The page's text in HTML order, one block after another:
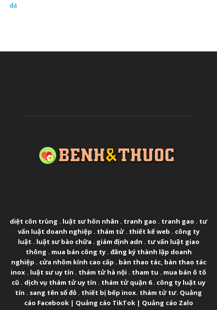
đá
diệt côn trùng . luật sư hôn nhân . tranh gao . tranh gao . tư
vấn luật doanh nghiệp . thám tử. thiết kế web . công ty
luật . luật sư bào chữa . giám định adn . tư vấn luật giao
thông . mua bán công ty. đăng ký thành lập doanh
nghiệp . cửa nhôm kính cao cấp . bàn thao tác, bàn thao tác
inox . luật sư uy tín . thám tử hà nội . tham tu . mua bán ô tô
cũ . dịch vụ thám tử uy tín . thám tử quận 6. công ty luật uy
tín . sang tên sổ đỏ . thiết bị bếp inox. thám tử tư. Quảng
cáo Facebook| Quảng cáo TikTok| Quảng cáo Zalo